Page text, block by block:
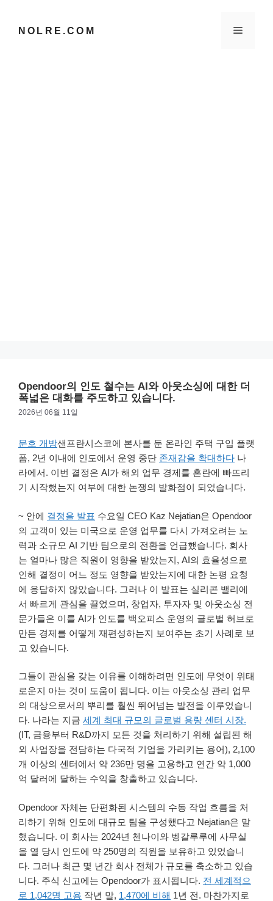
NOLRE.COM 메
Opendoor의 인도 철수는 AI와 아웃소싱에 대한 더
폭넓은 대화를 주도하고 있습니다.
2026년 06월 11일
문호 개방샌프란시스코에 본사를 둔 온라인 주택 구입 플랫
폼, 2년 이내에 인도에서 운영 중단 존재감을 확대하다 나
라에서. 이번 결정은 AI가 해외 업무 경제를 혼란에 빠뜨리
기 시작했는지 여부에 대한 논쟁의 발화점이 되었습니다.
~ 안에 결정을 발표 수요일 CEO Kaz Nejatian은 Opendoor
의 고객이 있는 미국으로 운영 업무를 다시 가져오려는 노
력과 소규모 AI 기반 팀으로의 전환을 언급했습니다. 회사
는 얼마나 많은 직원이 영향을 받았는지, AI의 효율성으로
인해 결정이 어느 정도 영향을 받았는지에 대한 논평 요청
에 응답하지 않았습니다. 그러나 이 발표는 실리콘 밸리에
서 빠르게 관심을 끌었으며, 창업자, 투자자 및 아웃소싱 전
문가들은 이를 AI가 인도를 백오피스 운영의 글로벌 허브로
만든 경제를 어떻게 재편성하는지 보여주는 초기 사례로 보
고 있습니다.
그들이 관심을 갖는 이유를 이해하려면 인도에 무엇이 위태
로운지 아는 것이 도움이 됩니다. 이는 아웃소싱 관리 업무
의 대상으로서의 뿌리를 훨씬 뛰어넘는 발전을 이루었습니
다. 나라는 지금 세계 최대 규모의 글로벌 용량 센터 시장.
(IT, 금융부터 R&D까지 모든 것을 처리하기 위해 설립된 해
외 사업장을 전담하는 다국적 기업을 가리키는 용어), 2,100
개 이상의 센터에서 약 236만 명을 고용하고 연간 약 1,000
억 달러에 달하는 수익을 창출하고 있습니다.
Opendoor 자체는 단편화된 시스템의 수동 작업 흐름을 처
리하기 위해 인도에 대규모 팀을 구성했다고 Nejatian은 말
했습니다. 이 회사는 2024년 첸나이와 벵갈루루에 사무실
을 열 당시 인도에 약 250명의 직원을 보유하고 있었습니
다. 그러나 최근 몇 년간 회사 전체가 규모를 축소하고 있습
니다. 주식 신고에는 Opendoor가 표시됩니다. 전 세계적으
로 1,042명 고용 작년 말, 1,470에 비해 1년 전. 마찬가지로